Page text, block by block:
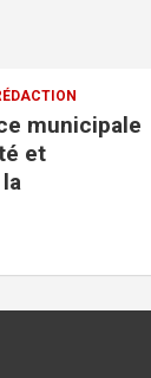
nouveaux